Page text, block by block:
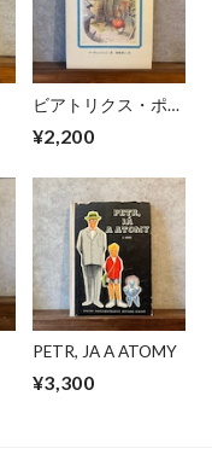
ビアトリクス・ポタ
¥2,200
PETR, JA A ATOMY
¥3,300